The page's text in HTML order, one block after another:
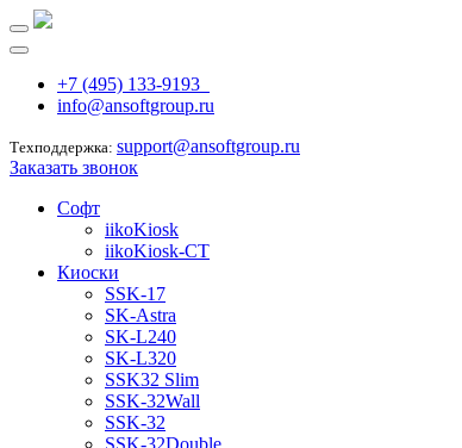
+7 (495) 133-9193
info@ansoftgroup.ru
Техподдержка: support@ansoftgroup.ru
Заказать звонок
Софт
iikoKiosk
iikoKiosk-CT
Киоски
SSK-17
SK-Astra
SK-L240
SK-L320
SSK32 Slim
SSK-32Wall
SSK-32
SSK-32Double